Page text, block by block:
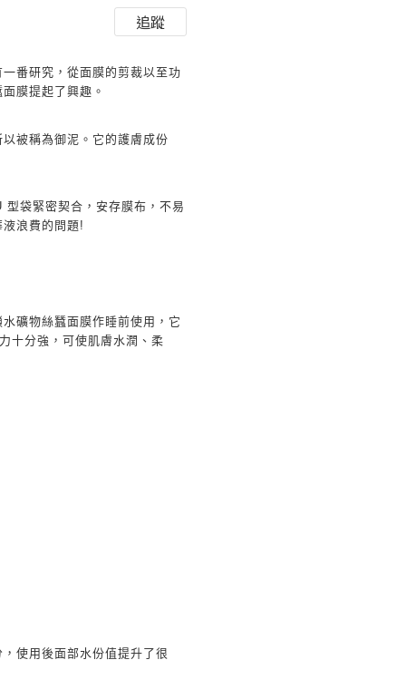
追蹤
番研究，從面膜的剪裁以至功
膜提起了興趣。
被稱為御泥。它的護膚成份
型袋緊密契合，安存膜布，不易
浪費的問題!
礦物絲蠶面膜作睡前使用，它
十分強，可使肌膚水潤、柔
使用後面部水份值提升了很